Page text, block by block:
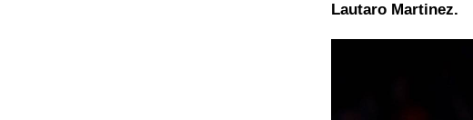
Lautaro Martinez.